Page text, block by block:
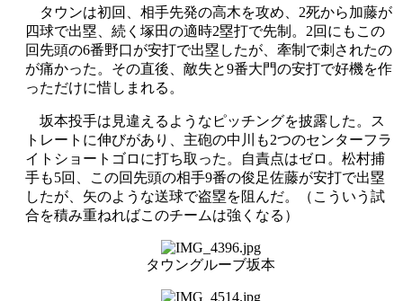
タウンは初回、相手先発の高木を攻め、2死から加藤が
四球で出塁、続く塚田の適時2塁打で先制。2回にもこの
回先頭の6番野口が安打で出塁したが、牽制で刺されたの
が痛かった。その直後、敵失と9番大門の安打で好機を作
っただけに惜しまれる。
坂本投手は見違えるようなピッチングを披露した。ス
トレートに伸びがあり、主砲の中川も2つのセンターフラ
イトショートゴロに打ち取った。自責点はゼロ。松村捕
手も5回、この回先頭の相手9番の俊足佐藤が安打で出塁
したが、矢のような送球で盗塁を阻んだ。（こういう試
合を積み重ねればこのチームは強くなる）
タウングルーブ坂本